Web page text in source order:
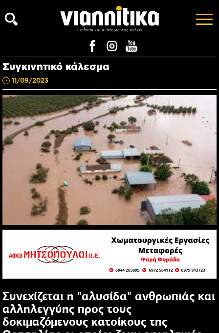
Συγκινητικό κάλεσμα
11/09/2023
Συνεχίζεται η "αλυσίδα" ανθρωπιάς και
αλληλεγγύης προς τους
δοκιμαζόμενους κατοίκους της